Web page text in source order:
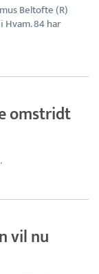
Beltofte (R)
Hvam. 84 har
omstridt
.
vil nu